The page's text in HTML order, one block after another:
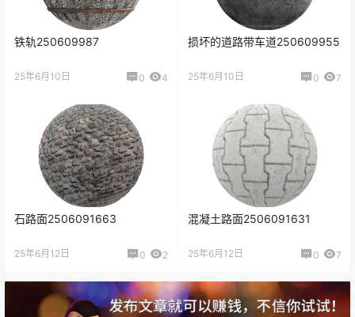
铁轨250609987
25年6月10日 0 4
损坏的道路带车道250609955
25年6月10日 0 7
石路面2506091663
25年6月12日 0 2
混凝土路面2506091631
25年6月12日 0 7